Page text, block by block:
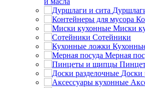
Миски
Сотейники
Мерная
Доски